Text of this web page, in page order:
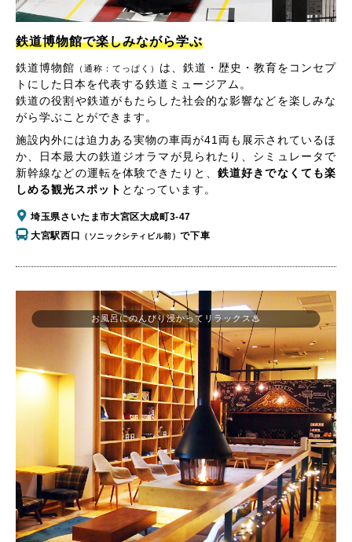
鉄道博物館で楽しみながら学ぶ
鉄道博物館 （通称：てっぱく） は、鉄道・歴史・教育をコンセプ
トにした日本を代表する鉄道ミュージアム。
鉄道の役割や鉄道がもたらした社会的な影響などを楽しみな
がら学ぶことができます。
施設内外には迫力ある実物の車両が41両も展示されているほ
か、日本最大の鉄道ジオラマが見られたり、シミュレータで
新幹線などの運転を体験できたりと、 鉄道好きでなくても楽
しめる観光スポット となっています。
埼玉県さいたま市大宮区大成町3-47
大宮駅西口
（ソニックシティビル前）で下車
お風呂にのんびり浸かってリラックス♨